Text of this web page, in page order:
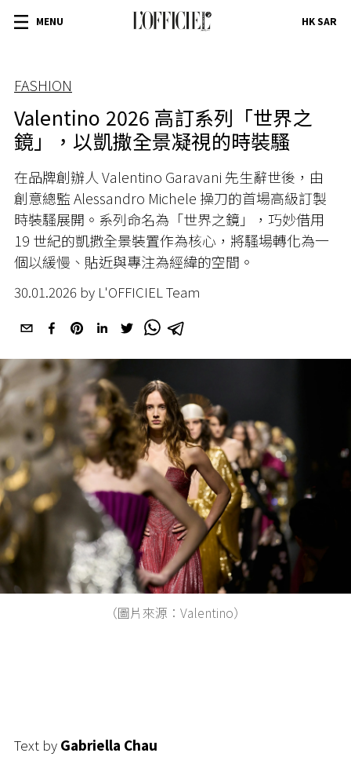
MENU HK SAR
FASHION
Valentino 2026 高訂系列「世界之
鏡」，以凱撒全景凝視的時裝騷
在品牌創辦人 Valentino Garavani 先生辭世後，由
創意總監 Alessandro Michele 操刀的首場高級訂製
時裝騷展開。系列命名為「世界之鏡」，巧妙借用
19 世紀的凱撒全景裝置作為核心，將騷場轉化為一
個以緩慢、貼近與專注為經緯的空間。
30.01.2026 by L'OFFICIEL Team
（圖片來源：Valentino）
Text by Gabriella Chau